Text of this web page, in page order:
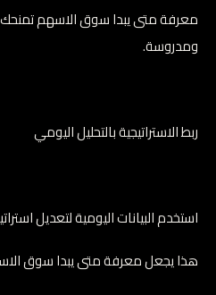
معرفة متى يبدا سوق الاسهم تمنحك
ومدروسة.
ربط الاستراتيجية بالتحليل اليومي
استخدم البيانات اليومية لتعديل
هذا يجعل معرفة متى يبدا سوق